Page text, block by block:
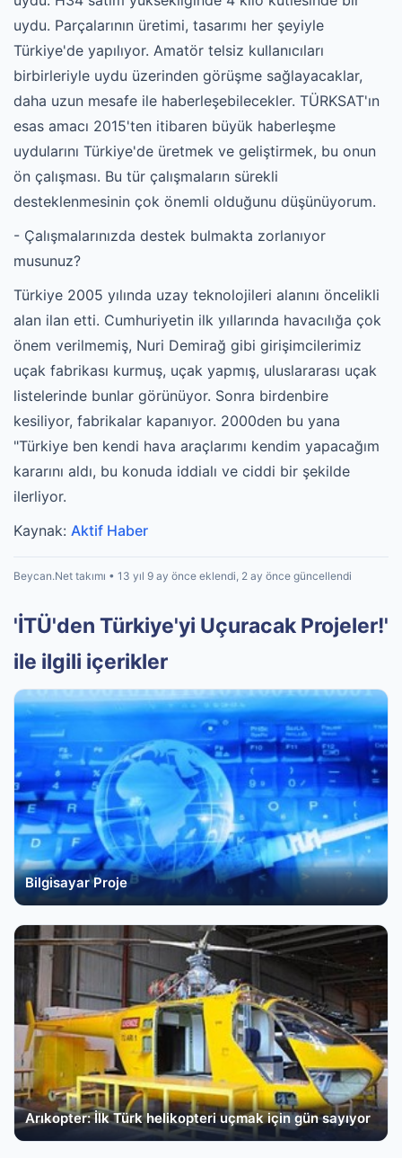
uydu. Parçalarının üretimi, tasarımı her şeyiyle
Türkiye'de yapılıyor. Amatör telsiz kullanıcıları
birbirleriyle uydu üzerinden görüşme sağlayacaklar,
daha uzun mesafe ile haberleşebilecekler. TÜRKSAT'ın
esas amacı 2015'ten itibaren büyük haberleşme
uydularını Türkiye'de üretmek ve geliştirmek, bu onun
ön çalışması. Bu tür çalışmaların sürekli
desteklenmesinin çok önemli olduğunu düşünüyorum.
- Çalışmalarınızda destek bulmakta zorlanıyor
musunuz?
Türkiye 2005 yılında uzay teknolojileri alanını öncelikli
alan ilan etti. Cumhuriyetin ilk yıllarında havacılığa çok
önem verilmemiş, Nuri Demirağ gibi girişimcilerimiz
uçak fabrikası kurmuş, uçak yapmış, uluslararası uçak
listelerinde bunlar görünüyor. Sonra birdenbire
kesiliyor, fabrikalar kapanıyor. 2000den bu yana
"Türkiye ben kendi hava araçlarımı kendim yapacağım
kararını aldı, bu konuda iddialı ve ciddi bir şekilde
ilerliyor.
Kaynak: Aktif Haber
Beycan.Net takımı • 13 yıl 9 ay önce eklendi, 2 ay önce güncellendi
'İTÜ'den Türkiye'yi Uçuracak Projeler!'
ile ilgili içerikler
Bilgisayar Proje
Arıkopter: İlk Türk helikopteri uçmak için gün sayıyor